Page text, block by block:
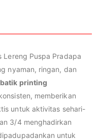
Lereng Puspa Pradapa
nyaman, ringan, dan
batik printing
memberikan
untuk aktivitas sehari-
3/4 menghadirkan
untuk